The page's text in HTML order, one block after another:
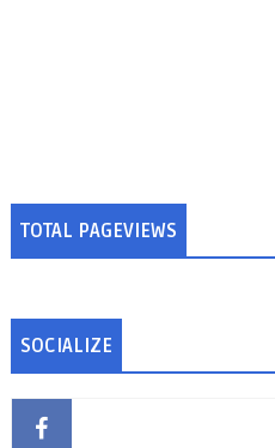
TOTAL PAGEVIEWS
SOCIALIZE